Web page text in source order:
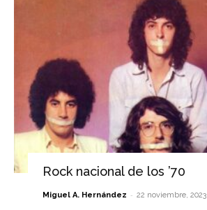
Rock nacional de los ’70
Miguel A. Hernández - 22 noviembre, 2023